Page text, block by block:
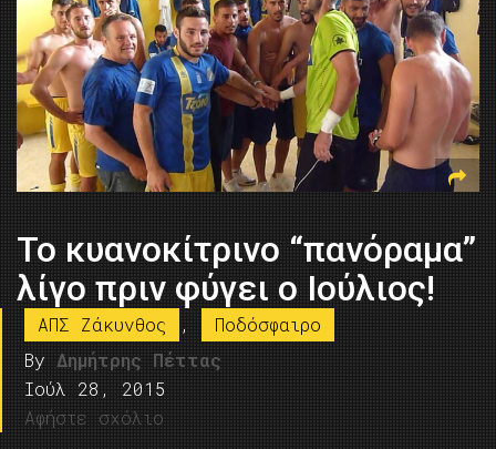
Το κυανοκίτρινο “πανόραμα”
λίγο πριν φύγει ο Ιούλιος!
ΑΠΣ Ζάκυνθος ,
Ποδόσφαιρο
By Δημήτρης Πέττας
Ιούλ 28, 2015
Αφήστε σχόλιο